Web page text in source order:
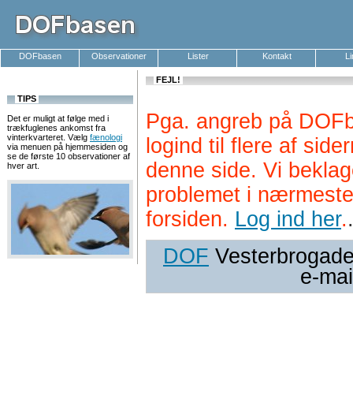
DOFbasen Observationer Lister Kontakt
TIPS
Det er muligt at følge med i
trækfuglenes ankomst fra
vinterkvarteret. Vælg fænologi
via menuen på hjemmesiden og
se de første 10 observationer af
hver art.
FEJL!
Pga. angreb på
logind til flere af
denne side. Vi
problemet i
forsiden. Log ind her..
DOF
e-